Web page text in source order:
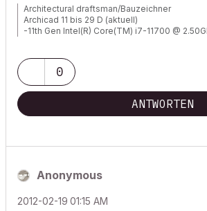
Architectural draftsman/Bauzeichner
Archicad 11 bis 29 D (aktuell)
-11th Gen Intel(R) Core(TM) i7-11700 @
-NVIDIA Quadro RTX 4000
-Canon TM 300 + Scanner
0
ANTWORTEN
Anonymous
‎2012-02-19 01:15 AM